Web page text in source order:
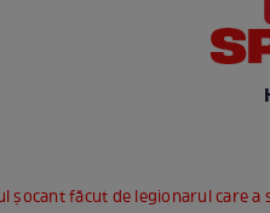
făcut de legionarul care a spurcat